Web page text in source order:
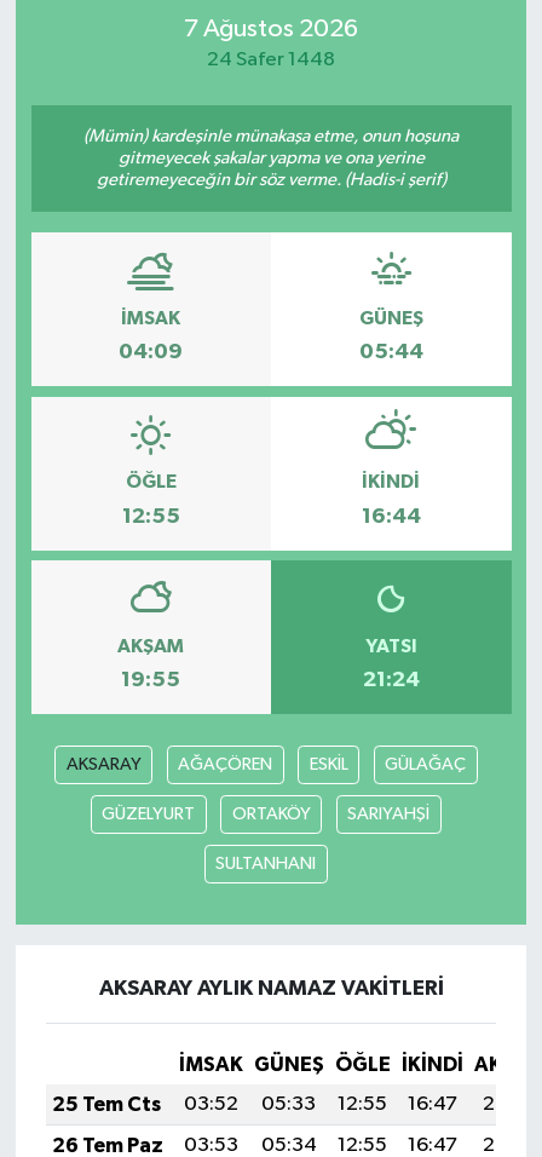
7 Ağustos 2026
24 Safer 1448
(Mümin) kardeşinle münakaşa etme, onun hoşuna
gitmeyecek şakalar yapma ve ona yerine
getiremeyeceğin bir söz verme. (Hadis-i şerif)
İMSAK
04:09
GÜNEŞ
05:44
ÖĞLE
12:55
İKINDI
16:44
AKŞAM
19:55
YATSI
21:24
AKSARAY AĞAÇÖREN ESKİL GÜLAĞAÇ
GÜZELYURT ORTAKÖY SARIYAHŞİ
SULTANHANI
AKSARAY AYLIK NAMAZ VAKITLERI
İMSAK GÜNEŞ ÖĞLE İKINDI
25 Tem Cts
03:52 05:33 12:55 16:47
20:08
26 Tem Paz
03:53 05:34 12:55 16:47
20:07
BİLİM VE TEKNOLOJİ
Yaşam
Çevre
Dünya
İletişim